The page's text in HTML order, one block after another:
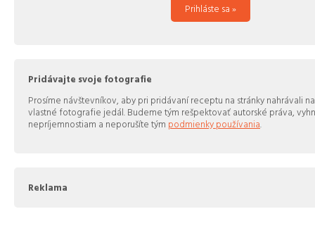
Prihláste sa »
Pridávajte svoje fotografie
Prosíme návštevníkov, aby pri pridávaní receptu na stránky nahrávali
vlastné fotografie jedál. Budeme tým rešpektovať autorské práva,
nepríjemnostiam a neporušíte tým podmienky používania.
Reklama